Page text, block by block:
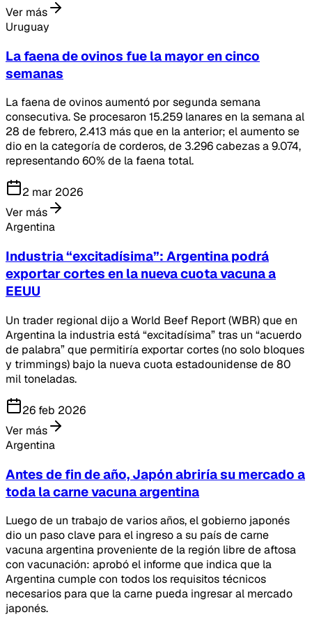
Ver más
Uruguay
La faena de ovinos fue la mayor en cinco
semanas
La faena de ovinos aumentó por segunda semana
consecutiva. Se procesaron 15.259 lanares en la semana al
28 de febrero, 2.413 más que en la anterior; el aumento se
dio en la categoría de corderos, de 3.296 cabezas a 9.074,
representando 60% de la faena total.
2 mar 2026
Ver más
Argentina
Industria “excitadísima”: Argentina podrá
exportar cortes en la nueva cuota vacuna a
EEUU
Un trader regional dijo a World Beef Report (WBR) que en
Argentina la industria está “excitadísima” tras un “acuerdo
de palabra” que permitiría exportar cortes (no solo bloques
y trimmings) bajo la nueva cuota estadounidense de 80
mil toneladas.
26 feb 2026
Ver más
Argentina
Antes de fin de año, Japón abriría su mercado a
toda la carne vacuna argentina
Luego de un trabajo de varios años, el gobierno japonés
dio un paso clave para el ingreso a su país de carne
vacuna argentina proveniente de la región libre de aftosa
con vacunación: aprobó el informe que indica que la
Argentina cumple con todos los requisitos técnicos
necesarios para que la carne pueda ingresar al mercado
japonés.